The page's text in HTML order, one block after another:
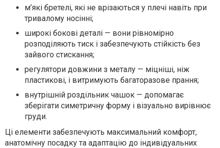
м’які бретелі, які не врізаються у плечі навіть при
тривалому носінні;
широкі бокові деталі — вони рівномірно
розподіляють тиск і забезпечують стійкість без
зайвого стискання;
регулятори довжини з металу — міцніші, ніж
пластикові, і витримують багаторазове прання;
внутрішній роздільник чашок — допомагає
зберігати симетричну форму і візуально вирівнює
груди.
Ці елементи забезпечують максимальний комфорт,
анатомічну посадку та адаптацію до індивідуальних